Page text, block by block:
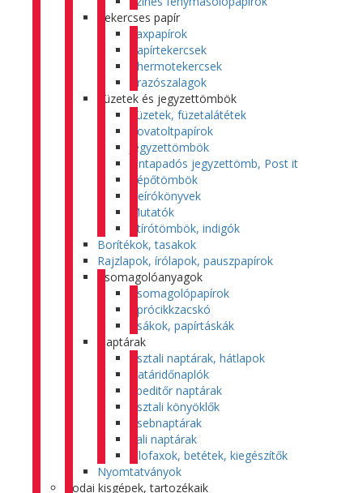
Tekercses papír
Faxpapírok
Papírtekercsek
Thermotekercsek
Árazószalagok
Füzetek és jegyzettömbök
Füzetek, füzetalátétek
Rovatoltpapírok
Jegyzettömbök
Öntapadós jegyzettömb, Post it
Tépőtömbök
Beírókönyvek
Mutatók
Átírótömbök, indigók
Borítékok, tasakok
Rajzlapok, írólapok, pauszpapírok
Csomagolóanyagok
Csomagolópapírok
Aprócikkzacskó
Zsákok, papírtáskák
Naptárak
Asztali naptárak, hátlapok
Határidőnaplók
Speditőr naptárak
Asztali könyöklők
Zsebnaptárak
Fali naptárak
Filofaxok, betétek, kiegészítők
Nyomtatványok
Irodai kisgépek, tartozékaik